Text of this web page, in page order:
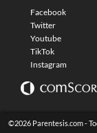
Facebook
Twitter
Youtube
TikTok
Instagram
©2026 Parentesis.com -